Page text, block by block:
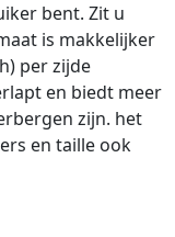
bent. Zit u
is makkelijker
per zijde
en biedt meer
zijn. het
en taille ook